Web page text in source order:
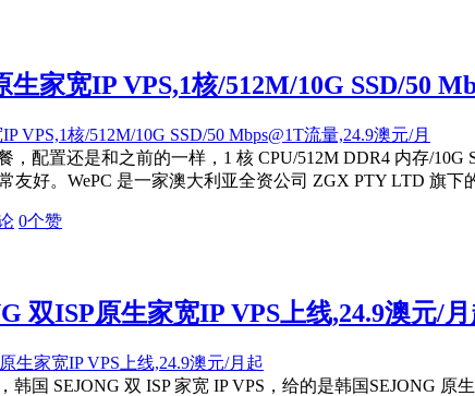
家宽IP VPS,1核/512M/10G SSD/50
，配置还是和之前的一样，1 核 CPU/512M DDR4 内存/
友好。WePC 是一家澳大利亚全资公司 ZGX PTY LTD 旗
0个赞
双ISP原生家宽IP VPS上线,24.9澳元/
韩国 SEJONG 双 ISP 家宽 IP VPS，给的是韩国SEJONG